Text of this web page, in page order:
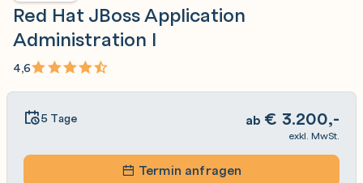
Red Hat JBoss Application
Administration I
4,6
5 Tage ab € 3.200,-
exkl. MwSt.
Termin anfragen